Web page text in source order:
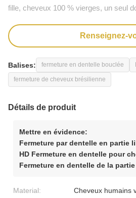
fille, cheveux 100 % vierges, un seul
Renseignez-
Balises: fermeture en dentelle bouclée
fermeture de cheveux brésilienne
Détails de produit
Mettre en évidence:
Fermeture par dentelle en partie
HD Fermeture en dentelle pour
Fermeture en dentelle de la
Material:
Cheveux humains